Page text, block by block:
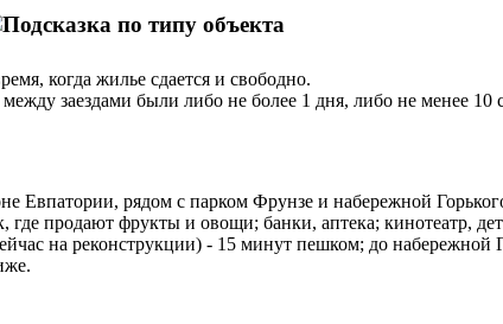
когда жилье сдается и свободно.
заездами были либо не более 1 дня, либо не менее 10
Евпатории, рядом с парком Фрунзе и набережной
продают фрукты и овощи; банки, аптека; кинотеатр,
на реконструкции) - 15 минут пешком; до